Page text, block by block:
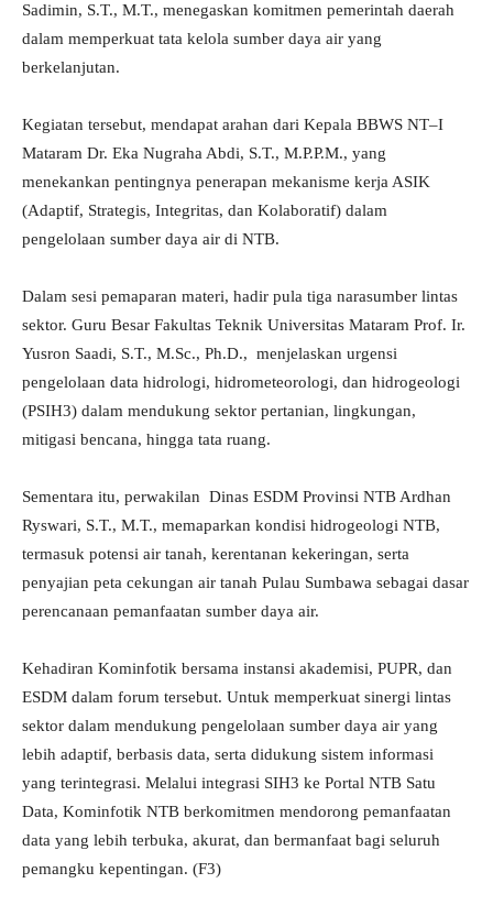
Sadimin, S.T., M.T., menegaskan komitmen pemerintah daerah
dalam memperkuat tata kelola sumber daya air yang
berkelanjutan.
Kegiatan tersebut, mendapat arahan dari Kepala BBWS NT–I
Mataram Dr. Eka Nugraha Abdi, S.T., M.P.P.M., yang
menekankan pentingnya penerapan mekanisme kerja ASIK
(Adaptif, Strategis, Integritas, dan Kolaboratif) dalam
pengelolaan sumber daya air di NTB.
Dalam sesi pemaparan materi, hadir pula tiga narasumber lintas
sektor. Guru Besar Fakultas Teknik Universitas Mataram Prof. Ir.
Yusron Saadi, S.T., M.Sc., Ph.D., menjelaskan urgensi
pengelolaan data hidrologi, hidrometeorologi, dan hidrogeologi
(PSIH3) dalam mendukung sektor pertanian, lingkungan,
mitigasi bencana, hingga tata ruang.
Sementara itu, perwakilan Dinas ESDM Provinsi NTB Ardhan
Ryswari, S.T., M.T., memaparkan kondisi hidrogeologi NTB,
termasuk potensi air tanah, kerentanan kekeringan, serta
penyajian peta cekungan air tanah Pulau Sumbawa sebagai dasar
perencanaan pemanfaatan sumber daya air.
Kehadiran Kominfotik bersama instansi akademisi, PUPR, dan
ESDM dalam forum tersebut. Untuk memperkuat sinergi lintas
sektor dalam mendukung pengelolaan sumber daya air yang
lebih adaptif, berbasis data, serta didukung sistem informasi
yang terintegrasi. Melalui integrasi SIH3 ke Portal NTB Satu
Data, Kominfotik NTB berkomitmen mendorong pemanfaatan
data yang lebih terbuka, akurat, dan bermanfaat bagi seluruh
pemangku kepentingan. (F3)